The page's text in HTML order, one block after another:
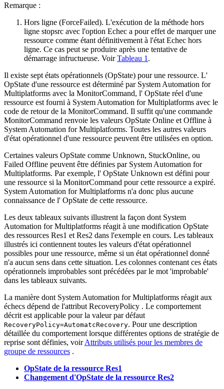
Remarque :
Hors ligne (ForceFailed). L'exécution de la méthode hors
ligne stopsrc avec l'option Echec a pour effet de marquer une
ressource comme étant définitivement à l'état Echec hors
ligne. Ce cas peut se produire après une tentative de
démarrage infructueuse. VoirTableau 1 .
Il existe sept états opérationnels (OpState) pour une ressource. L'
OpState d'une ressource est déterminé par System Automation for
Multiplatforms avec la MonitorCommand, l' OpState réel d'une
ressource est fourni à System Automation for Multiplatforms avec le
code de retour de la MonitorCommand. Il suffit qu'une commande
MonitorCommand renvoie les valeurs OpState Online et Offline à
System Automation for Multiplatforms. Toutes les autres valeurs
d'état opérationnel d'une ressource peuvent être utilisées en option.
Certaines valeurs OpState comme Unknown, StuckOnline, ou
Failed Offline peuvent être définies par System Automation for
Multiplatforms. Par exemple, l' OpState Unknown est défini pour
une ressource si la MonitorCommand pour cette ressource a expiré.
System Automation for Multiplatforms n'a donc plus aucune
connaissance de l' OpState de cette ressource.
Les deux tableaux suivants illustrent la façon dont System
Automation for Multiplatforms réagit à une modification OpState
des ressources Res1 et Res2 dans l'exemple en cours. Les tableaux
illustrés ici contiennent toutes les valeurs d'état opérationnel
possibles pour une ressource, même si un état opérationnel donné
n'a aucun sens dans cette situation. Les colonnes contenant ces états
opérationnels improbables sont précédées par le mot 'improbable'
dans les tableaux suivants.
La manière dont System Automation for Multiplatforms réagit aux
échecs dépend de l'attribut RecoveryPolicy . Le comportement
décrit est applicable pour la valeur par défaut
RecoveryPolicy=AutomatcRecovery. Pour une description
détaillée du comportement lorsque différentes options de stratégie de
reprise sont définies, voirAttributs utilisés pour les membres de
groupe de ressources .
OpState de la ressource Res1
Changement d'OpState de la ressource Res2